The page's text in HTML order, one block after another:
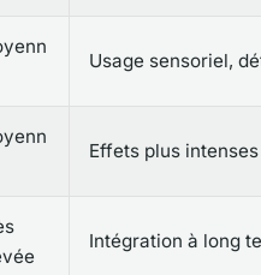
Usage sensoriel,
Effets plus intenses
Intégration à long